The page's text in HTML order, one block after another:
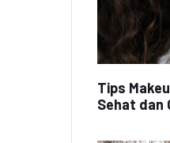
Tips
Sehat dan